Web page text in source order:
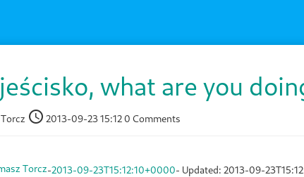
what are you
2013-09-23 15:120 Comments
Torcz-2013-09-23T15:12:10+0000- Updated: 2013-09-